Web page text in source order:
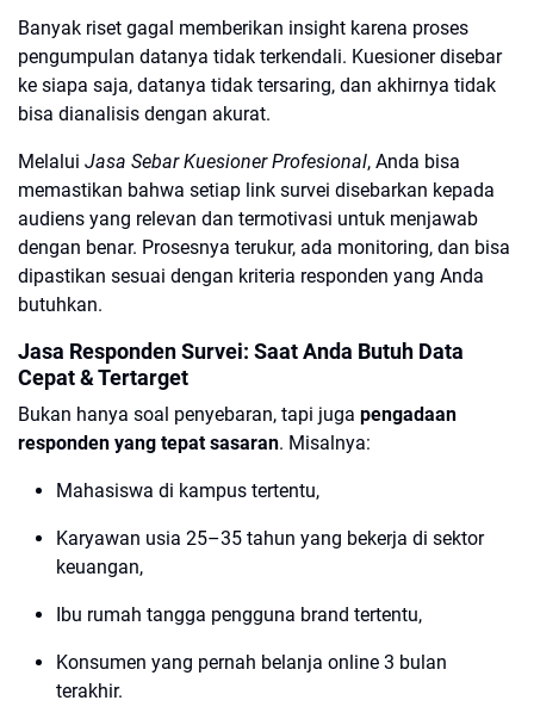
Banyak riset gagal memberikan insight karena proses
pengumpulan datanya tidak terkendali. Kuesioner disebar
ke siapa saja, datanya tidak tersaring, dan akhirnya tidak
bisa dianalisis dengan akurat.
Melalui Jasa Sebar Kuesioner Profesional, Anda bisa
memastikan bahwa setiap link survei disebarkan kepada
audiens yang relevan dan termotivasi untuk menjawab
dengan benar. Prosesnya terukur, ada monitoring, dan bisa
dipastikan sesuai dengan kriteria responden yang Anda
butuhkan.
Jasa Responden Survei: Saat Anda Butuh Data
Cepat & Tertarget
Bukan hanya soal penyebaran, tapi juga pengadaan
responden yang tepat sasaran. Misalnya:
Mahasiswa di kampus tertentu,
Karyawan usia 25–35 tahun yang bekerja di sektor
keuangan,
Ibu rumah tangga pengguna brand tertentu,
Konsumen yang pernah belanja online 3 bulan
terakhir.